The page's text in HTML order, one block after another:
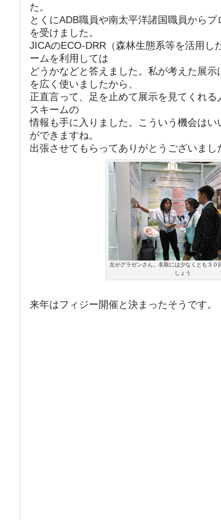
た。
とくにADB職員や南太平洋諸国職員から
を受けました。
JICAのECO-DRR（森林生態系等を活用し
ームを利用しては
どうかなどと答えました。私が考えた展
を広く使いましたから、
正直言って、足を止めて展示を見てくれ
スキームの
情報も手に入りました。こういう機会は
ができますね。
出張させてもらってありがとうございまし
左がグラゼンさん。名取には少なくとも３０
しょう
来年はフィジー開催と決まったそうです。